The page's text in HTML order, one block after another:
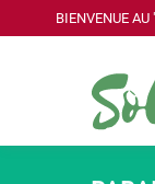
BIENVENUE AU